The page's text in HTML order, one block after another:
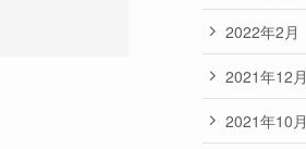
2022年2月
2021年12月
2021年10月